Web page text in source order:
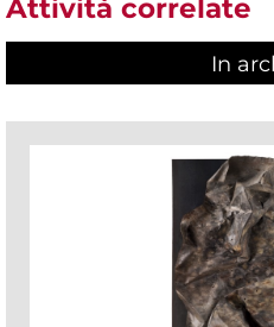
Attività correlate
In